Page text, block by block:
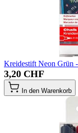
Kreidestift Neon Grün
3,20 CHF
In den Warenkorb